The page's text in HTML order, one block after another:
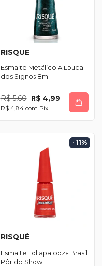
RISQUE
Esmalte Metálico A Louca
dos Signos 8ml
R$ 5,60 R$ 4,99
R$ 4,84 com Pix
- 11%
RISQUÉ
Esmalte Lollapalooza Brasil
Pôr do Show